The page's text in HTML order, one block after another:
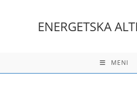
ENERGETSKA
MENI